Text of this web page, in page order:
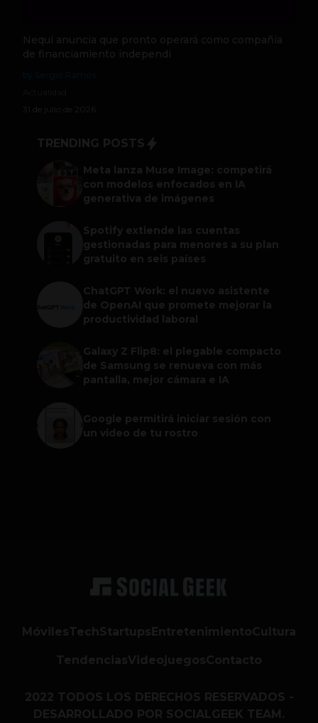
Nequi anuncia que pronto operará como compañía
de financiamiento independi
31 de julio de 2026
TRENDING POSTS
Meta lanza Muse Image: competirá
con modelos enfocados en IA
generativa de imágenes
Spotify extiende las cuentas
gestionadas para menores a su plan
gratuito en seis países
ChatGPT Work: el nuevo asistente
de OpenAI que promete mejorar la
productividad laboral
Galaxy Z Flip8: el plegable compacto
de Samsung se renueva con más
pantalla, mejor cámara e IA
Google permitirá iniciar sesión con
un video de tu rostro